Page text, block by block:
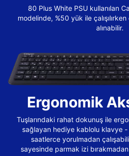
80 Plus White PSU kullanılan
modelinde, %50 yük ile
alınabilir.
Ergonomik
Tuşlarındaki rahat dokunuş ile
sağlayan hediye kablolu klavye
saatlerce yorulmadan
sayesinde parmak izi